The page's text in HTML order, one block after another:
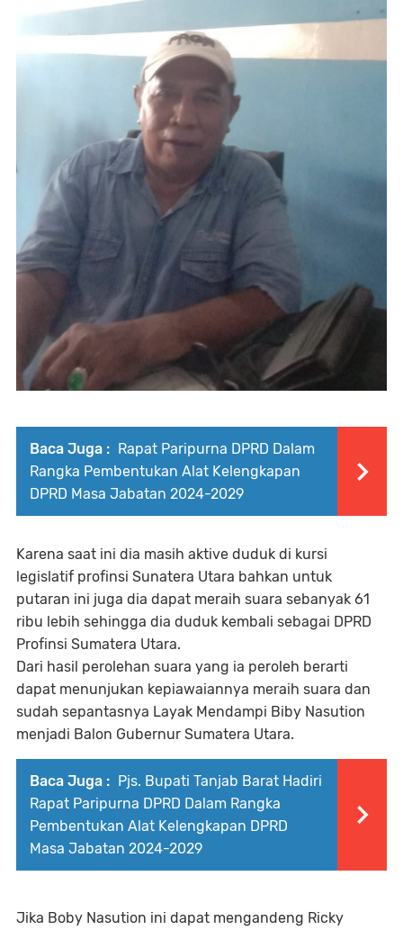
Baca Juga : Rapat Paripurna DPRD Dalam
Rangka Pembentukan Alat Kelengkapan
DPRD Masa Jabatan 2024-2029
Karena saat ini dia masih aktive duduk di kursi
legislatif profinsi Sunatera Utara bahkan untuk
putaran ini juga dia dapat meraih suara sebanyak 61
ribu lebih sehingga dia duduk kembali sebagai DPRD
Profinsi Sumatera Utara.
Dari hasil perolehan suara yang ia peroleh berarti
dapat menunjukan kepiawaiannya meraih suara dan
sudah sepantasnya Layak Mendampi Biby Nasution
menjadi Balon Gubernur Sumatera Utara.
Baca Juga : Pjs. Bupati Tanjab Barat Hadiri
Rapat Paripurna DPRD Dalam Rangka
Pembentukan Alat Kelengkapan DPRD
Masa Jabatan 2024-2029
Jika Boby Nasution ini dapat mengandeng Ricky